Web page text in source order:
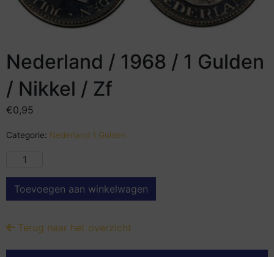
Nederland / 1968 / 1 Gulden
/ Nikkel / Zf
€0,95
Categorie: Nederland 1 Gulden
Toevoegen aan winkelwagen
Terug naar het overzicht